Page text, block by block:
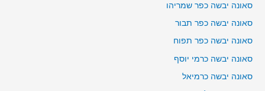
סאונה יבשה כפר שמריהו
סאונה יבשה כפר תבור
סאונה יבשה כפר תפוח
סאונה יבשה כרמי יוסף
סאונה יבשה כרמיאל